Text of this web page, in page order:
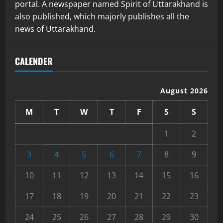
portal. A newspaper named Spirit of Uttarakhand is
also published, which majorly publishes all the
news of Uttarakhand.
CALENDER
August 2026
M T W T F S
S
1
2
3
4 5 6 7 8
9
10
11 12 13 14 15
16
17
18 19 20 21 22
23
24
25 26 27 28 29
30